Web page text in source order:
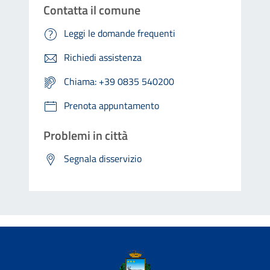
Contatta il comune
Leggi le domande frequenti
Richiedi assistenza
Chiama: +39 0835 540200
Prenota appuntamento
Problemi in città
Segnala disservizio